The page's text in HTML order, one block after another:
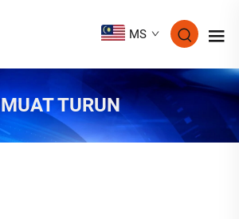
MS
MUAT TURUN